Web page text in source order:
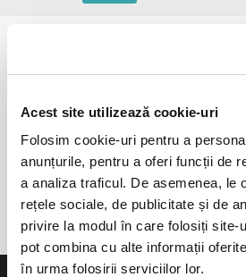
Acest site utilizează cookie-uri
Folosim cookie-uri pentru a
anunțurile, pentru a oferi funcții de
a analiza traficul. De asemenea, le
rețele sociale, de publicitate și de
privire la modul în care folosiți site-
pot combina cu alte informații
în urma folosirii serviciilor lor.
0 evenimente in
anunta-ma pe email cand apare urmatorul eveniment la
oravita